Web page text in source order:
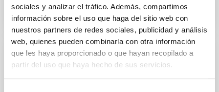
sociales y analizar el tráfico. Además, compartimos
información sobre el uso que haga del sitio web con
nuestros partners de redes sociales, publicidad y análisis
web, quienes pueden combinarla con otra información
que les haya proporcionado o que hayan recopilado a
partir del uso que haya hecho de sus servicios.
Adenda al Convenio de colaboración entre
el IAC, Fundación CajaCanarias y Fundación